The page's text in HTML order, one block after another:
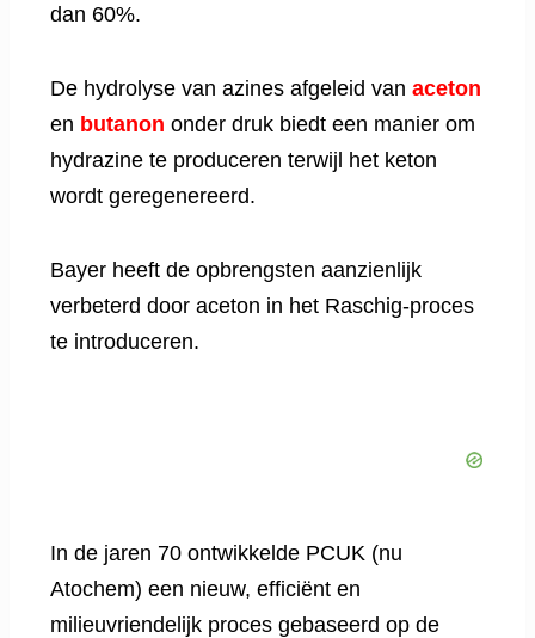
dan 60%.
De hydrolyse van azines afgeleid van aceton
en butanon onder druk biedt een manier om
hydrazine te produceren terwijl het keton
wordt geregenereerd.
Bayer heeft de opbrengsten aanzienlijk
verbeterd door aceton in het Raschig-proces
te introduceren.
In de jaren 70 ontwikkelde PCUK (nu
Atochem) een nieuw, efficiënt en
milieuvriendelijk proces gebaseerd op de